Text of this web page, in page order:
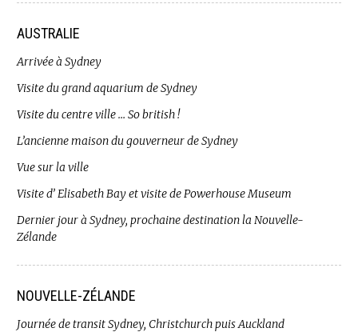
AUSTRALIE
Arrivée à Sydney
Visite du grand aquarium de Sydney
Visite du centre ville … So british !
L’ancienne maison du gouverneur de Sydney
Vue sur la ville
Visite d’ Elisabeth Bay et visite de Powerhouse Museum
Dernier jour à Sydney, prochaine destination la Nouvelle-
Zélande
NOUVELLE-ZÉLANDE
Journée de transit Sydney, Christchurch puis Auckland